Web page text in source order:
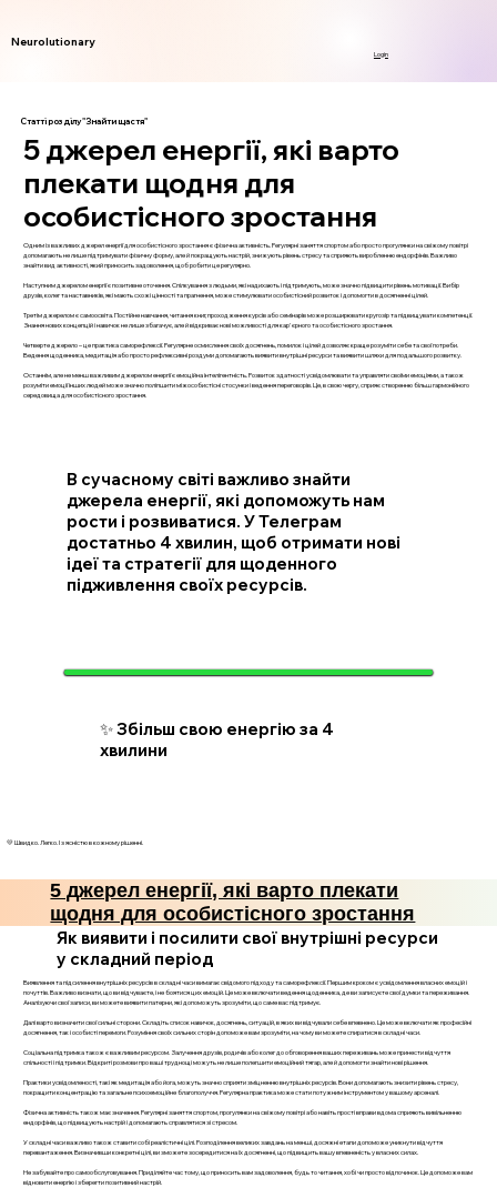
Neurolutionary
Login
Статті розділу "Знайти щастя"
5 джерел енергії, які варто
плекати щодня для
особистісного зростання
Одним із важливих джерел енергії для особистісного зростання є фізична активність. Регулярні заняття спортом або просто прогулянки на свіжому повітрі
допомагають не лише підтримувати фізичну форму, але й покращують настрій, знижують рівень стресу та сприяють виробленню ендорфінів. Важливо
знайти вид активності, який приносить задоволення, щоб робити це регулярно.
Наступним джерелом енергії є позитивне оточення. Спілкування з людьми, які надихають і підтримують, може значно підвищити рівень мотивації. Вибір
друзів, колег та наставників, які мають схожі цінності та прагнення, може стимулювати особистісний розвиток і допомогти в досягненні цілей.
Третім джерелом є самоосвіта. Постійне навчання, читання книг, проходження курсів або семінарів може розширювати кругозір та підвищувати компетенції.
Знання нових концепцій і навичок не лише збагачує, але й відкриває нові можливості для кар'єрного та особистісного зростання.
Четверте джерело – це практика саморефлексії. Регулярне осмислення своїх досягнень, помилок і цілей дозволяє краще розуміти себе та свої потреби.
Ведення щоденника, медитація або просто рефлексивні роздуми допомагають виявити внутрішні ресурси та виявити шляхи для подальшого розвитку.
Останнім, але не менш важливим джерелом енергії є емоційна інтелігентність. Розвиток здатності усвідомлювати та управляти своїми емоціями, а також
розуміти емоції інших людей може значно поліпшити міжособистісні стосунки і ведення переговорів. Це, в свою чергу, сприяє створенню більш гармонійного
середовища для особистісного зростання.
В сучасному світі важливо знайти
джерела енергії, які допоможуть нам
рости і розвиватися. У Телеграм
достатньо 4 хвилин, щоб отримати нові
ідеї та стратегії для щоденного
підживлення своїх ресурсів.
✨ Збільш свою енергію за 4
хвилини
💛 Швидко. Легко. І з ясністю в кожному рішенні.
5 джерел енергії, які варто плекати
щодня для особистісного зростання
Як виявити і посилити свої внутрішні ресурси
у складний період
Виявлення та підсилення внутрішніх ресурсів в складні часи вимагає свідомого підходу та саморефлексії. Першим кроком є усвідомлення власних емоцій і
почуттів. Важливо визнати, що ви відчуваєте, і не боятися цих емоцій. Це може включати ведення щоденника, де ви записуєте свої думки та переживання.
Аналізуючи свої записи, ви можете виявити патерни, які допоможуть зрозуміти, що саме вас підтримує.
Далі варто визначити свої сильні сторони. Складіть список навичок, досягнень, ситуацій, в яких ви відчували себе впевнено. Це може включати як професійні
досягнення, так і особисті перемоги. Розуміння своїх сильних сторін допоможе вам зрозуміти, на чому ви можете спиратися в складні часи.
Соціальна підтримка також є важливим ресурсом. Залучення друзів, родичів або колег до обговорення ваших переживань може принести відчуття
спільності і підтримки. Відкриті розмови про ваші труднощі можуть не лише полегшити емоційний тягар, але й допомогти знайти нові рішення.
Практики усвідомленості, такі як медитація або йога, можуть значно сприяти зміцненню внутрішніх ресурсів. Вони допомагають знизити рівень стресу,
покращити концентрацію та загальне психоемоційне благополуччя. Регулярна практика може стати потужним інструментом у вашому арсеналі.
Фізична активність також має значення. Регулярні заняття спортом, прогулянки на свіжому повітрі або навіть прості вправи вдома сприяють вивільненню
ендорфінів, що підвищують настрій і допомагають справлятися зі стресом.
У складні часи важливо також ставити собі реалістичні цілі. Розподілення великих завдань на менші, досяжні етапи допоможе уникнути відчуття
перевантаження. Визначивши конкретні цілі, ви зможете зосередитися на їх досягненні, що підвищить вашу впевненість у власних силах.
Не забувайте про самообслуговування. Приділяйте час тому, що приносить вам задоволення, будь то читання, хобі чи просто відпочинок. Це допоможе вам
відновити енергію і зберегти позитивний настрій.